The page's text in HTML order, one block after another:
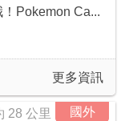
Pokemon Ca...
更多資訊
國外
28 公里